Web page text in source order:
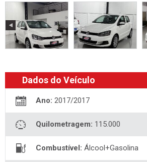
Dados do Veículo
Ano: 2017/2017
Quilometragem: 115.000
Combustível: Álcool+Gasolina